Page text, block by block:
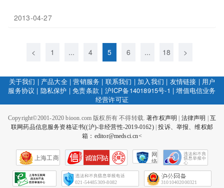
2013-04-27
< 1 ... 4 5 6 ... 18 >
关于我们 | 产品大全|营销服务 | 联系我们 | 加入我们 | 友情链接 | 用户
服务协议 | 隐私保护 |免责条款 | 沪ICP备14018915号-1 |增值电信业务
经营许可证
Copyright©2001-2020 bioon.com 版权所有 不得转载.著作权声明 法律声明
互
联网药品信息服务资格证书((沪)-非经营性-2019-0162)|投诉、举报、维权邮
箱：editor@medsci.cn<
上海工商
网
络
会
征
021-54485309-8082 31010402000321